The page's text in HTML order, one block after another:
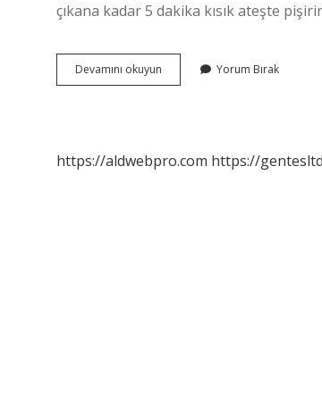
çıkana kadar 5 dakika kısık ateşte
Devamını okuyun Polonez
Dana
Yorum Bırak
https://aldwebpro.com https://